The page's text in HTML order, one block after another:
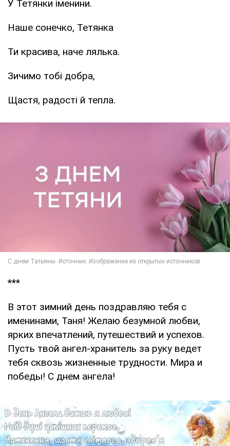
У Тетянки іменини.
Наше сонечко, Тетянка
Ти красива, наче лялька.
Зичимо тобі добра,
Щастя, радості й тепла.
***
В этот зимний день поздравляю тебя с
именинами, Таня! Желаю безумной любви,
ярких впечатлений, путешествий и успехов.
Пусть твой ангел-хранитель за руку ведет
тебя сквозь жизненные трудности. Мира и
победы! С днем ангела!